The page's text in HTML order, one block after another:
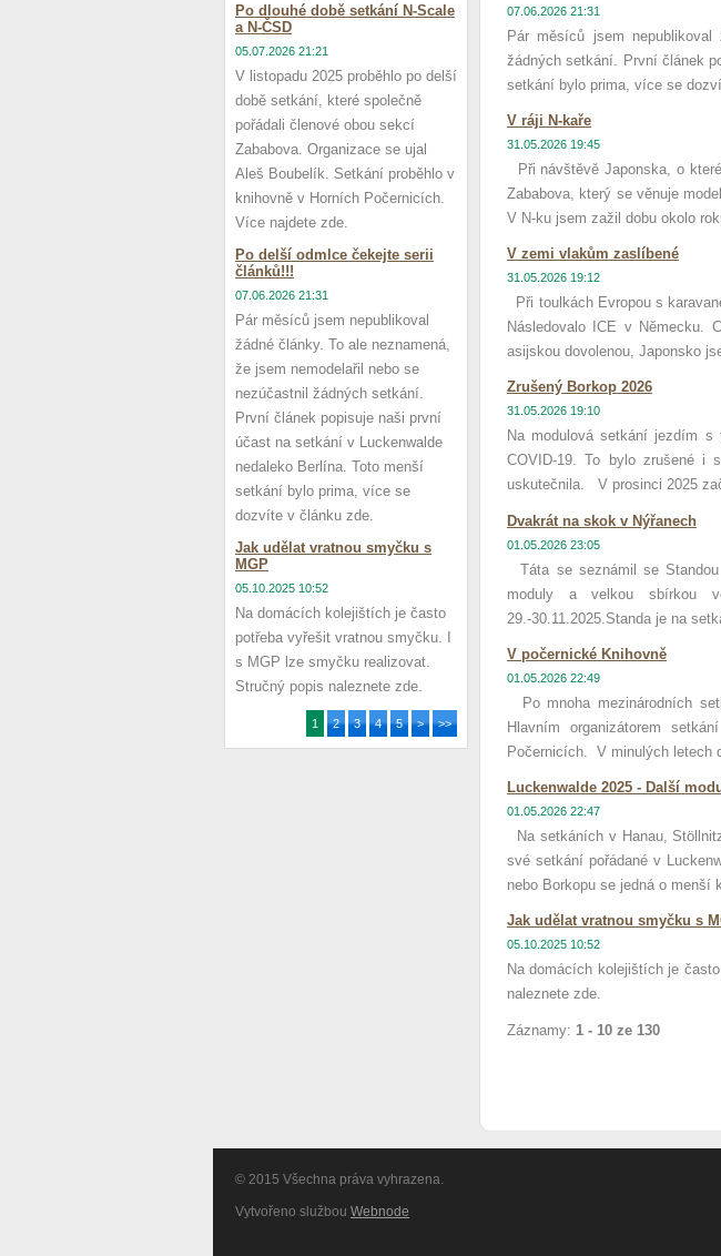
Po dlouhé době setkání N-Scale
a N-ČSD
05.07.2026 21:21
V listopadu 2025 proběhlo po delší
době setkání, které společně
pořádali členové obou sekcí
Zababova. Organizace se ujal
Aleš Boubelík. Setkání proběhlo v
knihovně v Horních Počernicích.
Více najdete zde.
Po delší odmlce čekejte serii
článků!!!
07.06.2026 21:31
Pár měsíců jsem nepublikoval
žádné články. To ale neznamená,
že jsem nemodelařil nebo se
nezúčastnil žádných setkání.
První článek popisuje naši první
účast na setkání v Luckenwalde
nedaleko Berlína. Toto menší
setkání bylo prima, více se
dozvíte v článku zde.
Jak udělat vratnou smyčku s
MGP
05.10.2025 10:52
Na domácích kolejištích je často
potřeba vyřešit vratnou smyčku. I
s MGP lze smyčku realizovat.
Stručný popis naleznete zde.
1 2 3 4 5 > >>
07.06.2026 21:31
Pár měsíců jsem
žádných setkání. První článek
setkání bylo prima, více se
V ráji N-kaře
31.05.2026 19:45
Při návštěvě Japonska, o
Zababova, který se věnuje
V N-ku jsem zažil dobu okolo
V zemi vlakům zaslíbené
31.05.2026 19:12
Při toulkách Evropou s
Následovalo ICE v Německu.
asijskou dovolenou, Japonsko
Zrušený Borkop 2026
31.05.2026 19:10
Na modulová setkání jezdím
COVID-19. To bylo zrušené i
uskutečnila. V prosinci 2025
Dvakrát na skok v Nýřanech
01.05.2026 23:05
Táta se seznámil se
moduly a velkou sbírkou
29.-30.11.2025.Standa je na
V počernické Knihovně
01.05.2026 22:49
Po mnoha mezinárodních
Hlavním organizátorem
Počernicích. V minulých letech
Luckenwalde 2025 - Další
01.05.2026 22:47
Na setkáních v Hanau,
své setkání pořádané v
nebo Borkopu se jedná o
Jak udělat vratnou smyčku s
05.10.2025 10:52
Na domácích kolejištích je
naleznete zde.
Záznamy: 1 - 10 ze 130
© 2015 Všechna práva vyhrazena.
Vytvořeno službou Webnode